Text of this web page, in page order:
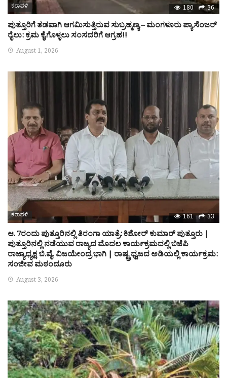
ಕರಾವಳಿ 180 36
ಪುತ್ತೂರಿಗೆ ತಡವಾಗಿ ಆಗಮಿಸುತ್ತಿರುವ ಸುಬ್ರಹ್ಮಣ್ಯ – ಮಂಗಳೂರು ಪ್ಯಾಸೆಂಜರ್
ರೈಲು: ಕ್ರಮ ಕೈಗೊಳ್ಳಲು ಸಂಸದರಿಗೆ ಆಗ್ರಹ!!
August 1, 2026
ಕರಾವಳಿ 161 33
ಆ. 7ರಂದು ಪುತ್ತೂರಿನಲ್ಲಿ ತಿರಂಗಾ ಯಾತ್ರೆ: ಕಿಶೋರ್ ಕುಮಾರ್ ಪುತ್ತೂರು |
ಪುತ್ತೂರಿನಲ್ಲಿ ನಡೆಯುವ ರಾಜ್ಯದ ಮೊದಲ ಕಾರ್ಯಕ್ರಮದಲ್ಲಿ ಬಿಜೆಪಿ
ರಾಜ್ಯಾಧ್ಯಕ್ಷ ಬಿ.ವೈ. ವಿಜಯೇಂದ್ರ ಭಾಗಿ | ರಾಷ್ಟ್ರಧ್ವಜದ ಅಡಿಯಲ್ಲಿ ಕಾರ್ಯಕ್ರಮ:
ಸಂಜೀವ ಮಠಂದೂರು
August 3, 2026